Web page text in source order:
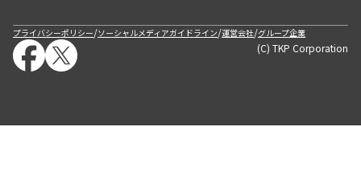
プライバシーポリシー/ソーシャルメディアガイドライン/運営会社/グループ企業
(C) TKP Corporation